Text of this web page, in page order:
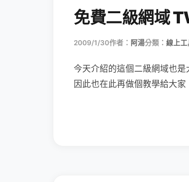
免費二級網域
2009/1/30作者： 阿湯分類： 線上
今天介紹的這個二級網域也
因此也在此再做個教學給大